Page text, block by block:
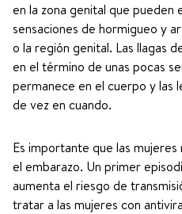
en la zona genital que
sensaciones de hormigueo y
o la región genital. Las llagas
en el término de unas pocas
permanece en el cuerpo y las
de vez en cuando.
Es importante que las
el embarazo. Un primer
aumenta el riesgo de
tratar a las mujeres con